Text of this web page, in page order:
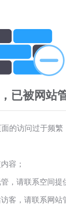
已被网站
的访问过于频繁
容；
，请联系空间提
客，请联系网站